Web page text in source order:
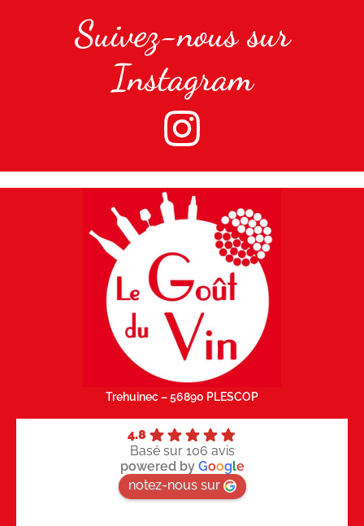
Suivez-nous sur
Instagram
Trehuinec – 56890 PLESCOP
4.8
Basé sur 106 avis
powered by Google
notez-nous sur